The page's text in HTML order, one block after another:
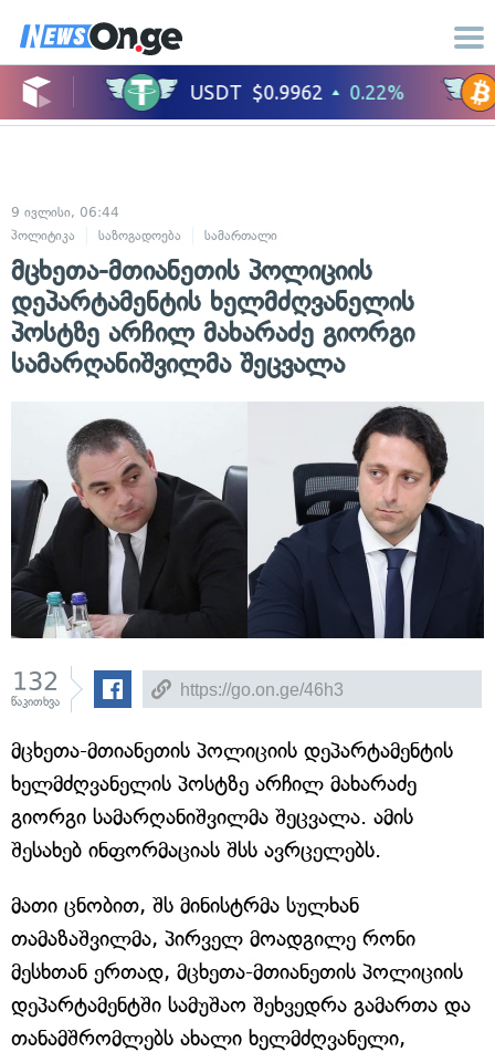
9 ივლისი, 06:44
პოლიტიკა
საზოგადოება სამართალი
მცხეთა-მთიანეთის პოლიციის
დეპარტამენტის ხელმძღვანელის
პოსტზე არჩილ მახარაძე გიორგი
სამარღანიშვილმა შეცვალა
132
წაკითხვა
მცხეთა-მთიანეთის პოლიციის დეპარტამენტის
ხელმძღვანელის პოსტზე არჩილ მახარაძე
გიორგი სამარღანიშვილმა შეცვალა. ამის
შესახებ ინფორმაციას შსს ავრცელებს.
მათი ცნობით, შს მინისტრმა სულხან
თამაზაშვილმა, პირველ მოადგილე რონი
მესხთან ერთად, მცხეთა-მთიანეთის პოლიციის
დეპარტამენტში სამუშაო შეხვედრა გამართა და
თანამშრომლებს ახალი ხელმძღვანელი,